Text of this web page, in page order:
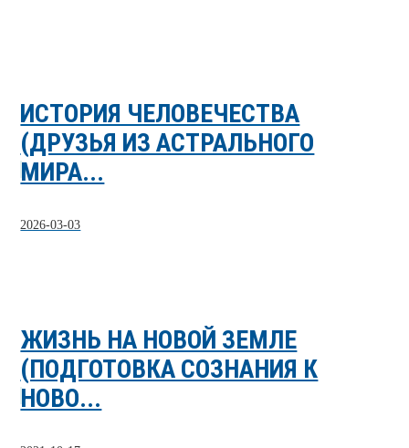
ИСТОРИЯ ЧЕЛОВЕЧЕСТВА
(ДРУЗЬЯ ИЗ АСТРАЛЬНОГО
МИРА...
2026-03-03
ЖИЗНЬ НА НОВОЙ ЗЕМЛЕ
(ПОДГОТОВКА СОЗНАНИЯ К
НОВО...